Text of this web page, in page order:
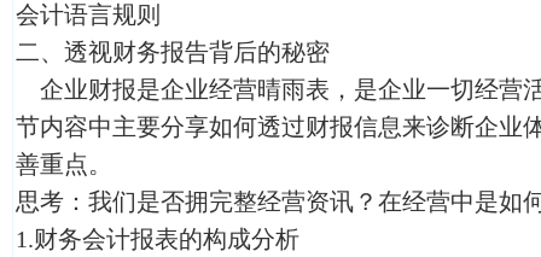
会计语言规则
二、透视财务报告背后的秘密
企业财报是企业经营晴雨表，是企业一切经营
节内容中主要分享如何透过财报信息来诊断企业
善重点。
思考：我们是否拥完整经营资讯？在经营中是如
1.财务会计报表的构成分析